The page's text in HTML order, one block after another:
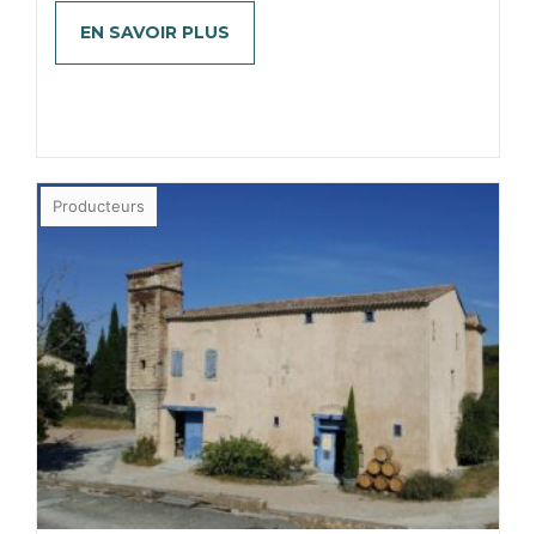
EN SAVOIR PLUS
Producteurs